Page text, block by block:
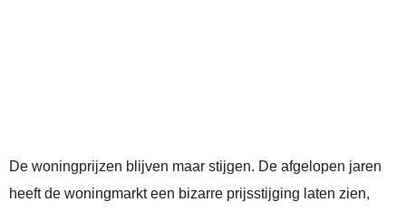
De woningprijzen blijven maar stijgen. De afgelopen jaren
heeft de woningmarkt een bizarre prijsstijging laten zien,